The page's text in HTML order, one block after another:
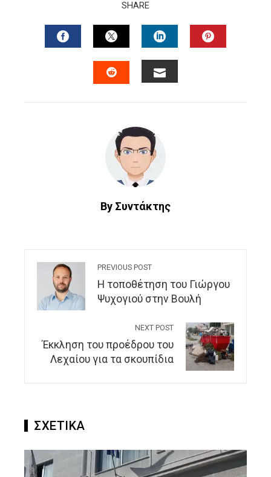
SHARE
FACEBOOKTWITTERLINKEDIN
By Συντάκτης
PREVIOUS POST
H τοποθέτηση του Γιώργου
Ψυχογιού στην Βουλή
NEXT POST
Έκκληση του προέδρου του
Λεχαίου για τα σκουπίδια
ΣΧΕΤΙΚΑ